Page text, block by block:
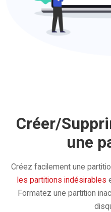
Créer/
une
Créez facilement une
les partitions indésirables
Formatez une partition